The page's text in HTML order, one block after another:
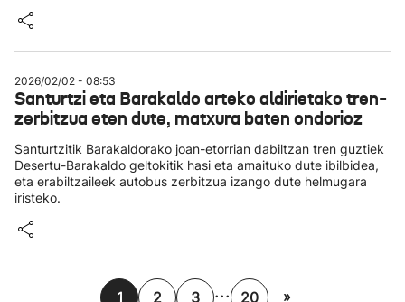
2026/02/02 - 08:53
Santurtzi eta Barakaldo arteko aldirietako tren-
zerbitzua eten dute, matxura baten ondorioz
Santurtzitik Barakaldorako joan-etorrian dabiltzan tren guztiek
Desertu-Barakaldo geltokitik hasi eta amaituko dute ibilbidea,
eta erabiltzaileek autobus zerbitzua izango dute helmugara
iristeko.
1 2 3 ... 20 »